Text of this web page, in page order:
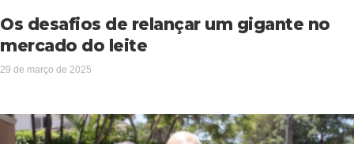
Os desafios de relançar um gigante no
mercado do leite
29 de março de 2025